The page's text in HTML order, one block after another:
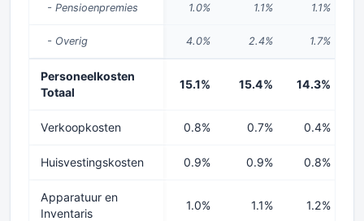
- Pensioenpremies 1.0% 1.1% 1.1%
- Overig 4.0% 2.4% 1.7%
Personeelkosten
Totaal
15.1% 15.4% 14.3%
Verkoopkosten 0.8% 0.7% 0.4%
Huisvestingskosten 0.9% 0.9% 0.8%
Apparatuur en
Inventaris
1.0% 1.1% 1.2%